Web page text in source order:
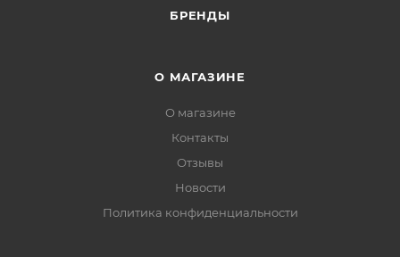
БРЕНДЫ
О МАГАЗИНЕ
О магазине
Контакты
Отзывы
Новости
Политика конфиденциальности